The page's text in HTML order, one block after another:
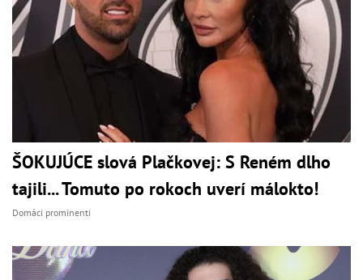
ŠOKUJÚCE slová Plačkovej: S Reném dlho
tajili... Tomuto po rokoch uverí málokto!
Domáci prominenti